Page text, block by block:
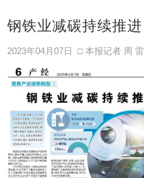
钢铁业减碳持续推进
2023年04月07日 □ 本报记者 周 雷